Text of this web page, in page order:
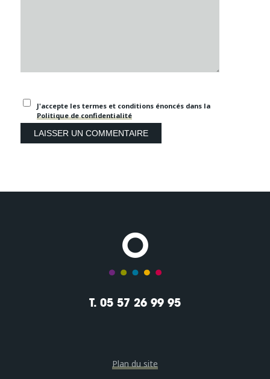
J'accepte les termes et conditions énoncés dans la
Politique de confidentialité
T. 05 57 26 99 95
Plan du site